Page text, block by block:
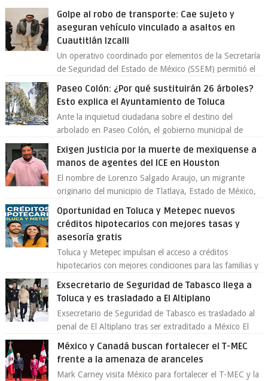
Golpe al robo de transporte: Cae sujeto y
aseguran vehículo vinculado a asaltos en
Cuautitlán Izcalli
Un operativo coordinado por elementos de la Secretaría
de Seguridad del Estado de México (SSEM) permitió el
Paseo Colón: ¿Por qué sustituirán 26 árboles?
Esto explica el Ayuntamiento de Toluca
Ante la inquietud ciudadana sobre el destino del
arbolado en Paseo Colón, el gobierno municipal de
Exigen justicia por la muerte de mexiquense a
manos de agentes del ICE en Houston
El nombre de Lorenzo Salgado Araujo, un migrante
originario del municipio de Tlatlaya, Estado de México,
Oportunidad en Toluca y Metepec nuevos
créditos hipotecarios con mejores tasas y
asesoría gratis
Toluca y Metepec impulsan el acceso a créditos
hipotecarios con mejores condiciones para las familias y
Exsecretario de Seguridad de Tabasco llega a
Toluca y es trasladado a El Altiplano
Exsecretario de Seguridad de Tabasco es trasladado al
penal de El Altiplano tras ser extraditado a México El
México y Canadá buscan fortalecer el T-MEC
frente a la amenaza de aranceles
Mark Carney visita México para fortalecer el T-MEC y la